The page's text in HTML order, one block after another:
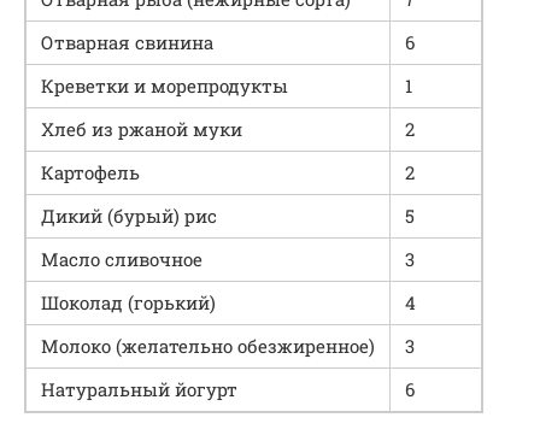
Отварная свинина
6
Креветки и морепродукты
1
Хлеб из ржаной муки
2
Картофель
2
Дикий (бурый) рис
5
Масло сливочное
3
Шоколад (горький)
4
Молоко (желательно обезжиренное)
3
Натуральный йогурт
6